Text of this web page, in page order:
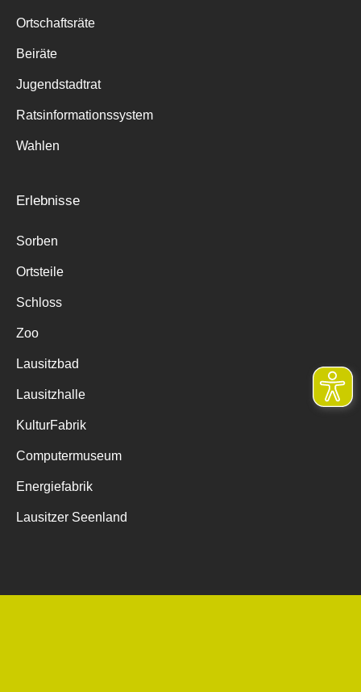
Ortschaftsräte
Beiräte
Jugendstadtrat
Ratsinformationssystem
Wahlen
Erlebnisse
Sorben
Ortsteile
Schloss
Zoo
Lausitzbad
Lausitzhalle
KulturFabrik
Computermuseum
Energiefabrik
Lausitzer Seenland